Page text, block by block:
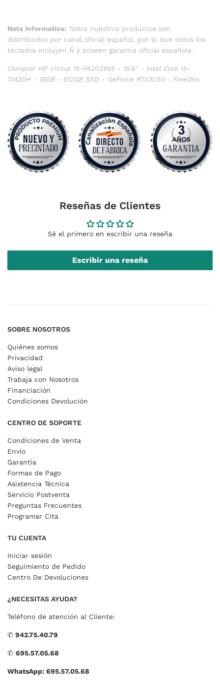
Nota informativa: Todos nuestros productos son
distribuidos por canal oficial español, por lo que todos los
teclados incluyen Ñ y poseen garantía oficial española.
Comprar HP Victus 15-FA2031NS - 15.6" - Intel Core i5-
13420H - 16GB - 512GB SSD - GeForce RTX3050 - FreeDos
Reseñas de Clientes
Sé el primero en escribir una reseña
Escribir una reseña
SOBRE NOSOTROS
Quiénes somos
Privacidad
Aviso legal
Trabaja con Nosotros
Financiación
Condiciones Devolución
CENTRO DE SOPORTE
Condiciones de Venta
Envío
Garantía
Formas de Pago
Asistencia Técnica
Servicio Postventa
Preguntas Frecuentes
Programar Cita
TU CUENTA
Iniciar sesión
Seguimiento de Pedido
Centro De Devoluciones
¿NECESITAS AYUDA?
Teléfono de atención al Cliente:
✆ 942.75.40.79
✆ 695.57.05.68
WhatsApp: 695.57.05.68